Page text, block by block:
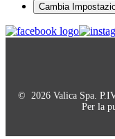
Cambia
© 2026 Valica Spa.
Per la